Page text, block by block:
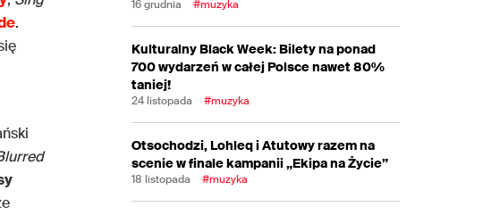
.
16 grudnia #muzyka
Kulturalny Black Week: Bilety na ponad
700 wydarzeń w całej Polsce nawet 80%
taniej!
24 listopada #muzyka
Otsochodzi, Lohleq i Atutowy razem na
scenie w finale kampanii „Ekipa na Życie”
18 listopada #muzyka